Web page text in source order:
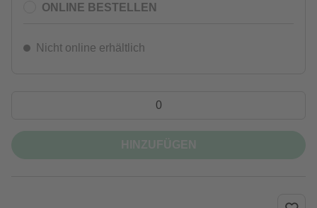
ONLINE BESTELLEN
Nicht online erhältlich